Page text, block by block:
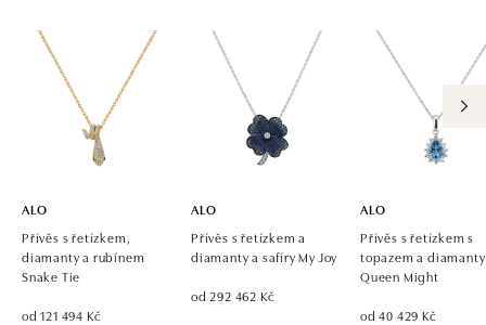
zítra otevřeno od 10:00
ALO diamonds OC Eurovea, Bratislava
Pribinova 8, 811 09 Bratislava
tel.: +421 917 090 700, +421 918 777 670
zítra otevřeno od 10:00
ALO
Přívěs s řetízkem,
diamanty a rubínem
Snake Tie
od 121 494 Kč
ALO
Přívěs s řetízkem a
diamanty a safíry My Joy
od 292 462 Kč
ALO
Přívěs s řetízkem s
topazem a diamanty
Queen Might
od 40 429 Kč